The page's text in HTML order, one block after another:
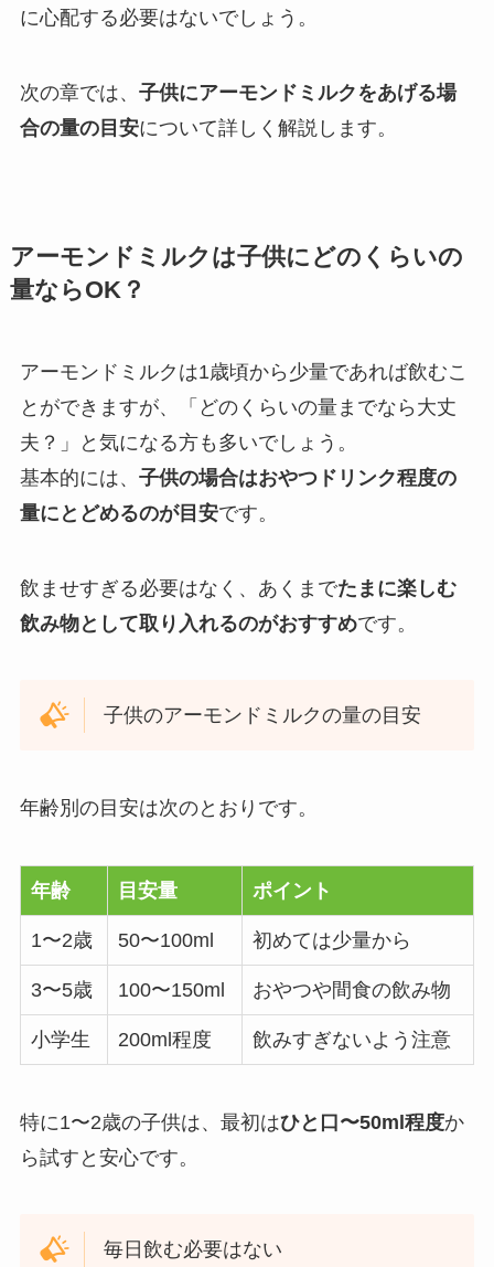
に心配する必要はないでしょう。
次の章では、 子供にアーモンドミルクをあげる場
合の量の目安について詳しく解説します。
アーモンドミルクは子供にどのくらいの
量ならOK？
アーモンドミルクは1歳頃から少量であれば飲むこ
とができますが、「どのくらいの量までなら大丈
夫？」と気になる方も多いでしょう。
基本的には、 子供の場合はおやつドリンク程度の
量にとどめるのが目安です。
飲ませすぎる必要はなく、あくまでたまに楽しむ
飲み物として取り入れるのがおすすめです。
子供のアーモンドミルクの量の目安
年齢別の目安は次のとおりです。
年齢 目安量 ポイント
1〜2歳 50〜100ml 初めては少量から
3〜5歳 100〜150ml おやつや間食の飲み物
小学生 200ml程度 飲みすぎないよう注意
特に1〜2歳の子供は、最初はひと口〜50ml程度か
ら試すと安心です。
毎日飲む必要はない